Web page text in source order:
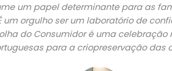
um papel determinante para as
um orgulho ser um laboratório de
do Consumidor é uma
para a criopreservação das